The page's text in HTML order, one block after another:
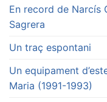
En record de Narcís
Sagrera
Un traç espontani
Un equipament
Maria (1991-1993)